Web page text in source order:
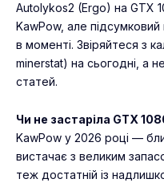
Autolykos2 (Ergo) на GTX
KawPow, але
в моменті. Звіряйтеся з
minerstat) на сьогодні, а
статей.
Чи не застаріла GTX
KawPow у 2026 році —
вистачає з великим
теж достатній із